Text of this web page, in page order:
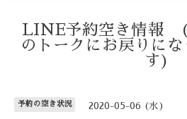
LINE予約空き情報
のトークにお戻りに
す)
予約の空き状況 2020-05-06 (水)